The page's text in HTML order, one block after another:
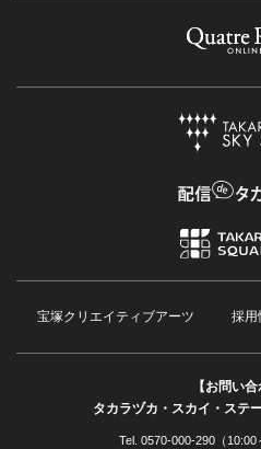
宝塚クリエイティブアーツ 採用
【お問い合
タカラヅカ・スカイ・ステ
Tel. 0570-000-290（